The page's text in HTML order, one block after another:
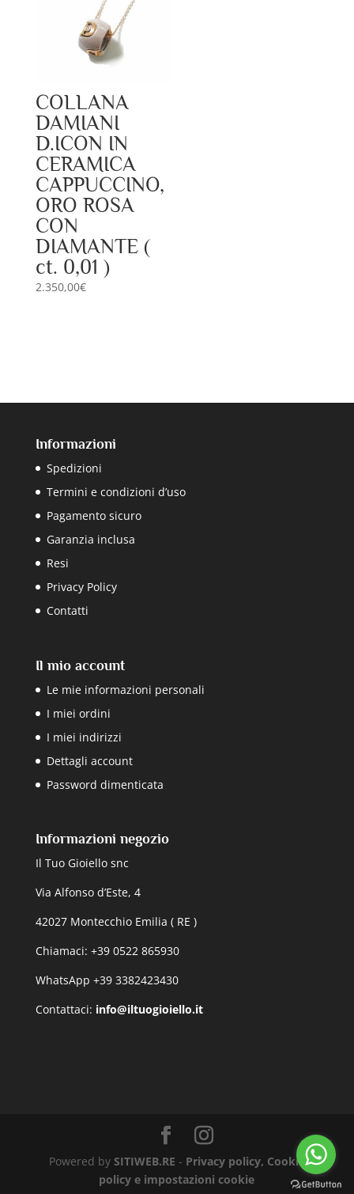
COLLANA
DAMIANI
D.ICON IN
CERAMICA
CAPPUCCINO,
ORO ROSA
CON
DIAMANTE (
ct. 0,01 )
2.350,00€
Informazioni
Spedizioni
Termini e condizioni d’uso
Pagamento sicuro
Garanzia inclusa
Resi
Privacy Policy
Contatti
Il mio account
Le mie informazioni personali
I miei ordini
I miei indirizzi
Dettagli account
Password dimenticata
Informazioni negozio
Il Tuo Gioiello snc
Via Alfonso d’Este, 4
42027 Montecchio Emilia ( RE )
Chiamaci: +39 0522 865930
WhatsApp +39 3382423430
Contattaci: info@iltuogioiello.it
Powered by SITIWEB.RE - Privacy policy, Cookie
policy e impostazioni cookie